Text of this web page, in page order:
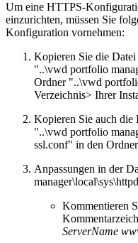
Um eine HTTPS-
einzurichten, müssen Sie
Konfiguration vornehmen:
Kopieren Sie die Datei
"..\vwd portfolio
Ordner "..\vwd
Verzeichnis> Ihrer
Kopieren Sie auch die
"..\vwd portfolio
ssl.conf" in den
Anpassungen in der
Kommentieren
ServerName